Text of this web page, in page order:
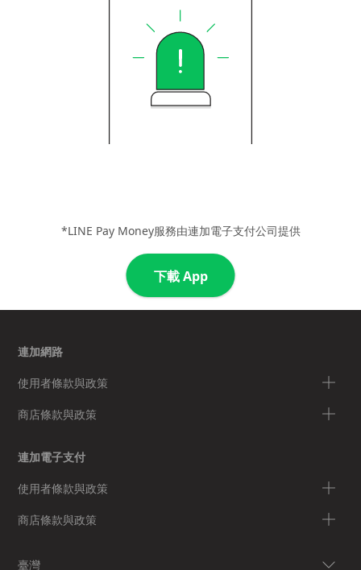
*LINE Pay Money服務由連加電子支付公司提供
下載 App
連加網路
使用者條款與政策
商店條款與政策
連加電子支付
使用者條款與政策
商店條款與政策
臺灣